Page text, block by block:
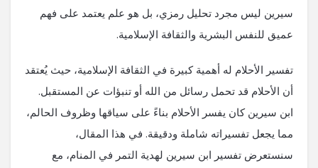
سيرين ليس مجرد تحليل رمزي، بل هو علم يعتمد على فهم
عميق للنفس البشرية والثقافة الإسلامية.
تفسير الأحلام له أهمية كبيرة في الثقافة الإسلامية، حيث يُعتقد
أن الأحلام قد تحمل رسائل من الله أو تنبؤات عن المستقبل.
ابن سيرين كان يفسر الأحلام بناءً على سياقها وظروف الحالم،
مما يجعل تفسيراته شاملة ودقيقة. في هذا المقال،
سنستعرض تفسير ابن سيرين لهدية التمر في المنام، مع